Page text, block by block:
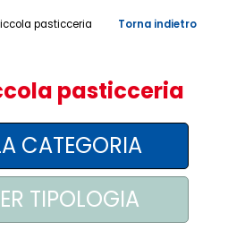
pasticceria Torna indietro
pasticceria